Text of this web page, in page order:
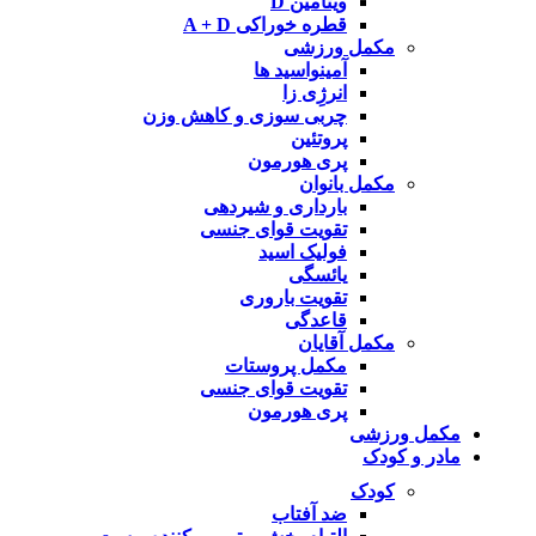
قطره خوراکی A + D
مکمل ورزشی
آمینواسید ها
انرژِی زا
چربی سوزی و کاهش وزن
پروتئین
پری هورمون
مکمل بانوان
بارداری و شیردهی
تقویت قوای جنسی
فولیک اسید
یائسگی
تقویت باروری
قاعدگی
مکمل آقایان
مکمل پروستات
تقویت قوای جنسی
پری هورمون
مکمل ورزشی
مادر و کودک
کودک
ضد آفتاب